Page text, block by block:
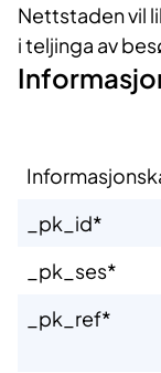
Nettstaden vil
i teljinga av
​_pk_id*
​_pk_ses*
​_pk_ref*